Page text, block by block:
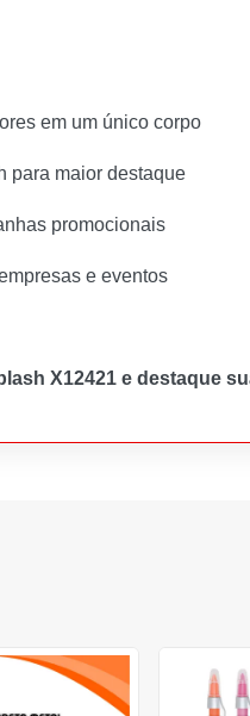
em um único corpo
para maior destaque
promocionais
e eventos
X12421 e destaque